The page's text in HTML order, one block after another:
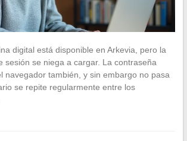
digital está disponible en Arkevia, pero la
sesión se niega a cargar. La contraseña
navegador también, y sin embargo no pasa
se repite regularmente entre los